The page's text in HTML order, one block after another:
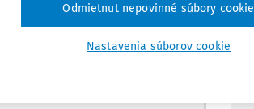
získajte prístup na 10
obsahu:
Nastavenia súborov cookie
Odmietnut nepovinné súbory cookie